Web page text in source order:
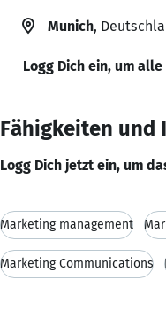
Munich,
Logg Dich ein, um
Fähigkeiten und
Logg Dich jetzt ein, um
Marketing management
Marketing Communications